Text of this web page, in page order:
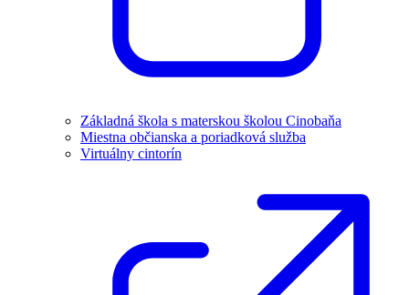
Základná škola s materskou školou Cinobaňa
Miestna občianska a poriadková služba
Virtuálny cintorín